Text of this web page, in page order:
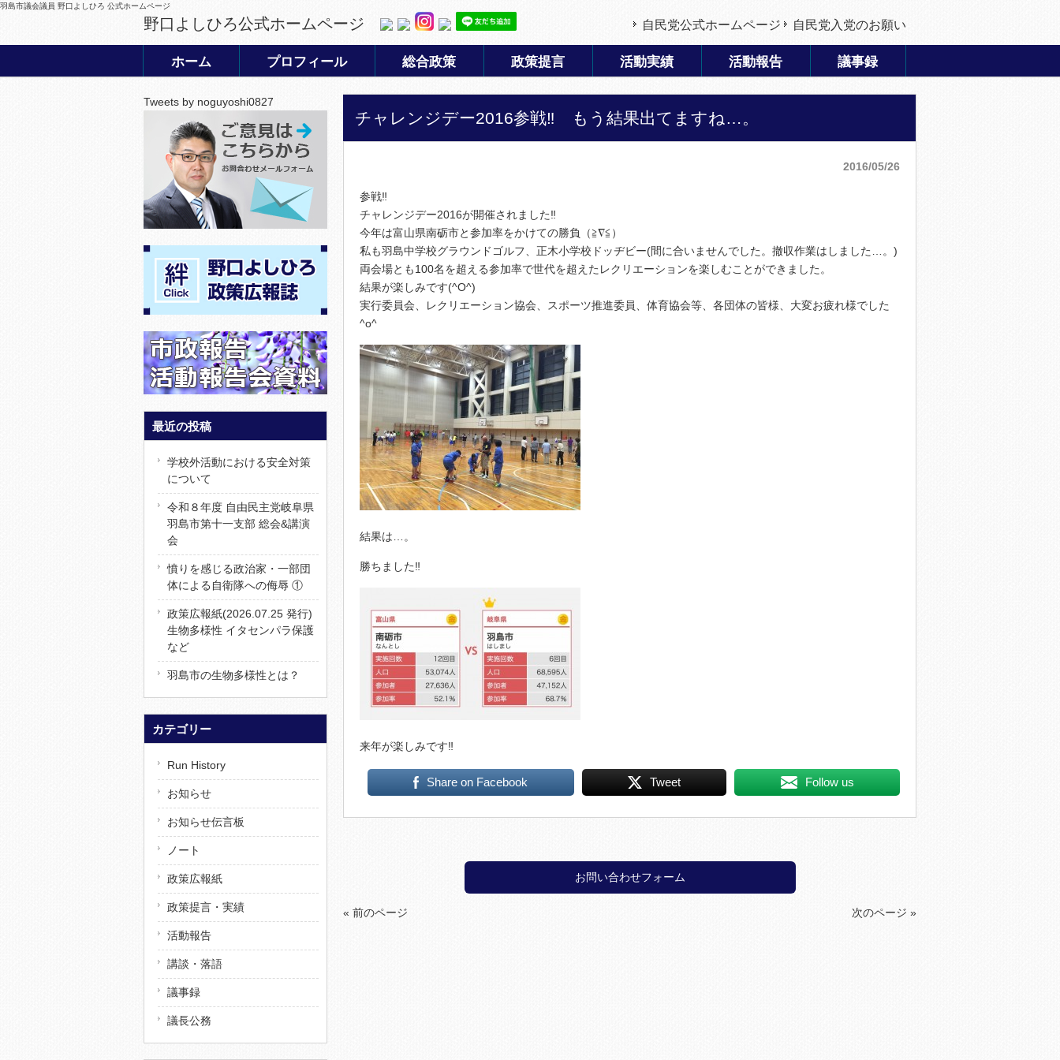
羽島市議会議員 野口よしひろ 公式ホームページ
野口よしひろ公式ホームページ 自民党公式ホームページ 自民党入党のお願い
ホーム プロフィール 総合政策 政策提言 活動実績 活動報告 議事録
チャレンジデー2016参戦‼ もう結果出てますね…。
2016/05/26
参戦‼︎
チャレンジデー2016が開催されました‼︎
今年は富山県南砺市と参加率をかけての勝負（≧∇≦）
私も羽島中学校グラウンドゴルフ、正木小学校ドッヂビー(間に合いませんでした。撤収作業はしました…。)
両会場とも100名を超える参加率で世代を超えたレクリエーションを楽しむことができました。
結果が楽しみです(^O^)
実行委員会、レクリエーション協会、スポーツ推進委員、体育協会等、各団体の皆様、大変お疲れ様でした
^o^
結果は…。
勝ちました‼
来年が楽しみです‼
Share on Facebook Tweet Follow us
お問い合わせフォーム
« 前のページ 次のページ »
Tweets by noguyoshi0827
最近の投稿
学校外活動における安全対策
について
令和８年度 自由民主党岐阜県
羽島市第十一支部 総会&講演
会
憤りを感じる政治家・一部団
体による自衛隊への侮辱 ①
政策広報紙(2026.07.25 発行)
生物多様性 イタセンパラ保護
など
羽島市の生物多様性とは？
カテゴリー
Run History
お知らせ
お知らせ伝言板
ノート
政策広報紙
政策提言・実績
活動報告
講談・落語
議事録
議長公務